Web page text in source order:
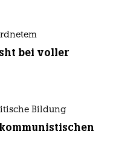
bei voller
Bildung